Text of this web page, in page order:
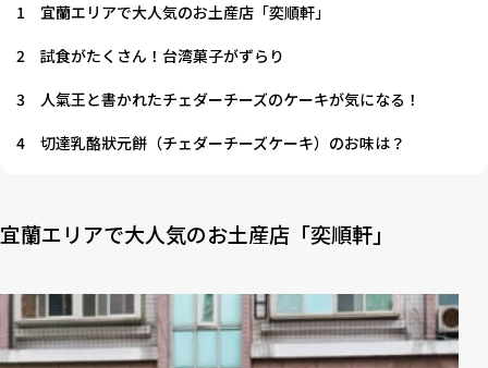
1
宜蘭エリアで大人気のお土産店「奕順軒」
2
試食がたくさん！台湾菓子がずらり
3
人氣王と書かれたチェダーチーズのケーキが気になる！
4
切達乳酪狀元餅（チェダーチーズケーキ）のお味は？
宜蘭エリアで大人気のお土産店「奕順軒」